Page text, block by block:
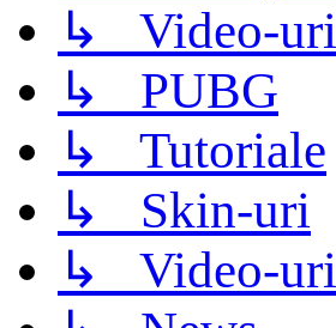
↳ Video-uri
↳ PUBG
↳ Tutoriale
↳ Skin-uri
↳ Video-uri